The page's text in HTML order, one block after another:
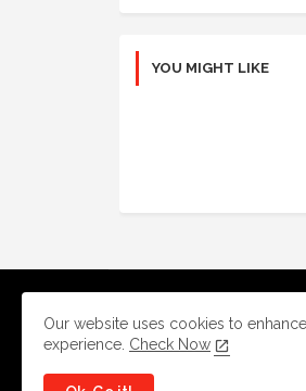
YOU MIGHT LIKE
Our website uses cookies to
experience. Check Now